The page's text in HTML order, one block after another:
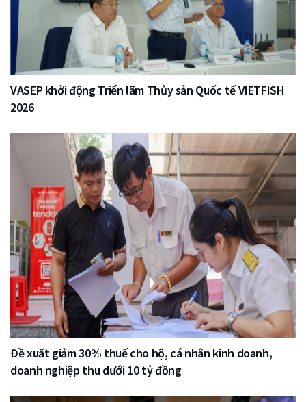
VASEP khởi động Triển lãm Thủy sản Quốc tế VIETFISH
2026
Đề xuất giảm 30% thuế cho hộ, cá nhân kinh doanh,
doanh nghiệp thu dưới 10 tỷ đồng